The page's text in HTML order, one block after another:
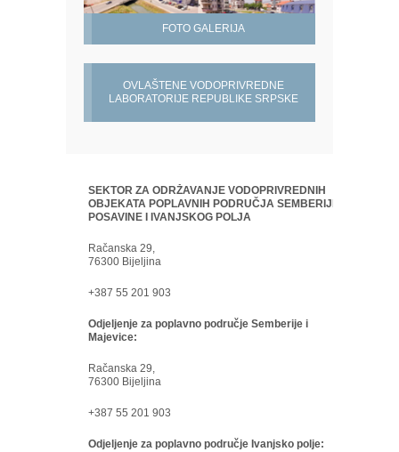
FOTO GALERIJA
OVLAŠTENE VODOPRIVREDNE
LABORATORIJE REPUBLIKE SRPSKE
SEKTOR ZA ODRŽAVANJE VODOPRIVREDNIH
OBJEKATA POPLAVNIH PODRUČJA SEMBERIJE,
POSAVINE I IVANJSKOG POLJA
Račanska 29,
76300 Bijeljina
+387 55 201 903
Odjeljenje za poplavno područje Semberije i
Majevice:
Račanska 29,
76300 Bijeljina
+387 55 201 903
Odjeljenje za poplavno područje Ivanjsko polje: